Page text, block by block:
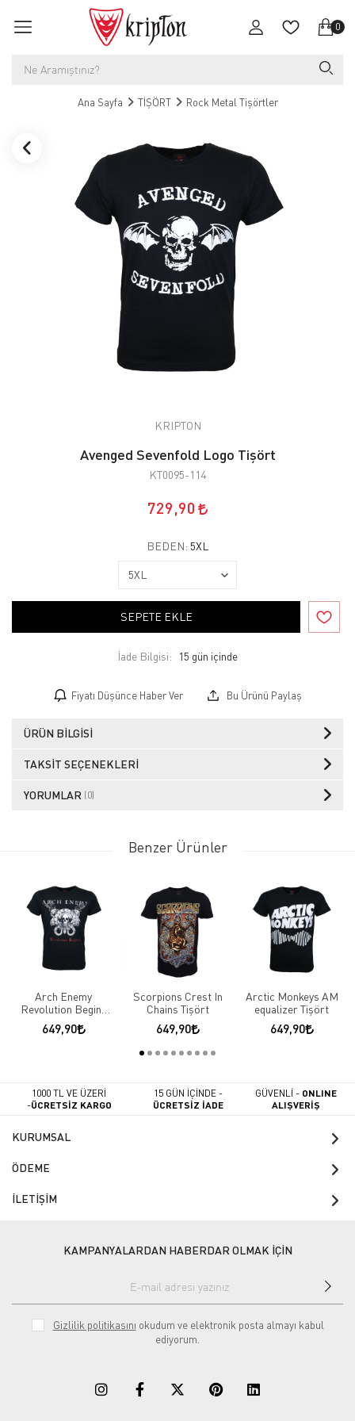
0
Ana Sayfa TİŞÖRT Rock Metal Tişörtler
KRIPTON
Avenged Sevenfold Logo Tişört
KT0095-114
729,90
BEDEN: 5XL
SEPETE EKLE
İade Bilgisi:
Fiyatı Düşünce Haber Ver Bu Ürünü Paylaş
ÜRÜN BILGISI
TAKSIT SEÇENEKLERI
YORUMLAR (0)
Benzer Ürünler
Arch Enemy
Revolution Begins
Tişört
649,90
Scorpions Crest In
Chains Tişört
649,90
Arctic Monkeys AM
equalizer Tişört
649,90
1000 TL VE ÜZERİ
-ÜCRETSİZ KARGO
15 GÜN İÇİNDE -
ÜCRETSİZ İADE
GÜVENLİ - ONLINE
ALIŞVERİŞ
KURUMSAL
ÖDEME
İLETİŞİM
KAMPANYALARDAN HABERDAR OLMAK İÇİN
Gizlilik politikasını okudum ve elektronik posta almayı kabul
ediyorum.